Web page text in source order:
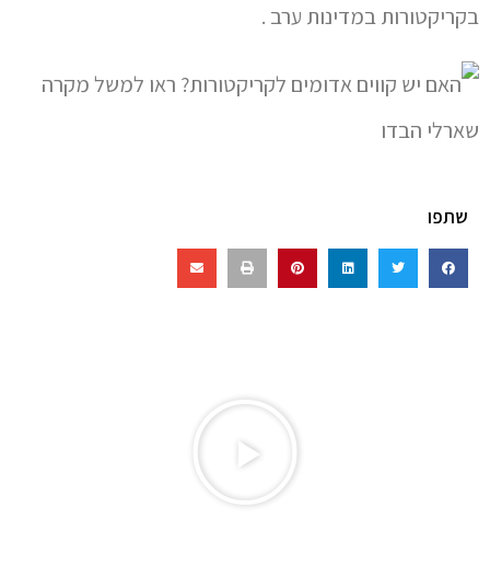
בקריקטורות במדינות ערב .
שתפו